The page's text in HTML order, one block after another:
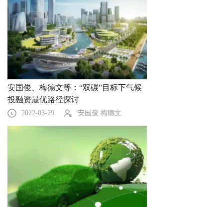
安国俊、梅德文等：“双碳”目标下气候
投融资最优路径探讨
2022-03-29 安国俊 梅德文